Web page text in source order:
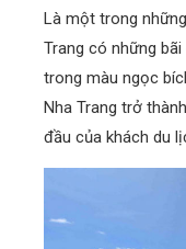
Là một trong
Trang có những
trong màu ngọc
Nha Trang trở
đầu của khách du